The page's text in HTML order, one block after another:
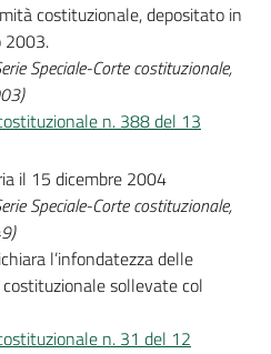
costituzionale, depositato in
2003.
Speciale-Corte costituzionale,
n. 388 del 13
il 15 dicembre 2004
Speciale-Corte costituzionale,
l’infondatezza delle
sollevate col
n. 31 del 12